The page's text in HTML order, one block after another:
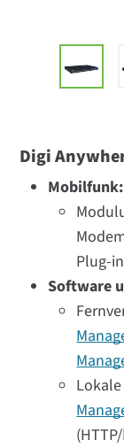
Digi
Mobilfunk:
Plug-in
Software